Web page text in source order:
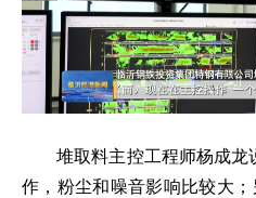
堆取料主控工程师杨成龙
作，粉尘和噪音影响比较大；